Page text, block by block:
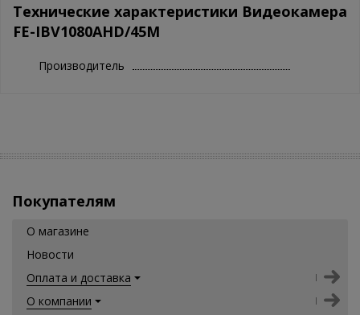
Технические характеристики Видеокамера
FE-IBV1080AHD/45M
Производитель
Покупателям
О магазине
Новости
Оплата и доставка
О компании